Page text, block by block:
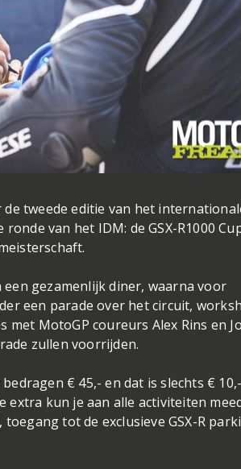
tweede editie van het
van het IDM: de GSX-R1000
gezamenlijk diner, waarna voor
een parade over het circuit,
MotoGP coureurs Alex Rins en
zullen voorrijden.
€ 45,- en dat is slechts € 10,-
kun je aan alle activiteiten
tot de exclusieve GSX-R